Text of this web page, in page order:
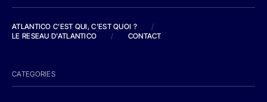
ATLANTICO C'EST QUI, C'EST QUOI ?
/
LE RESEAU D'ATLANTICO
/ CONTACT
CATEGORIES